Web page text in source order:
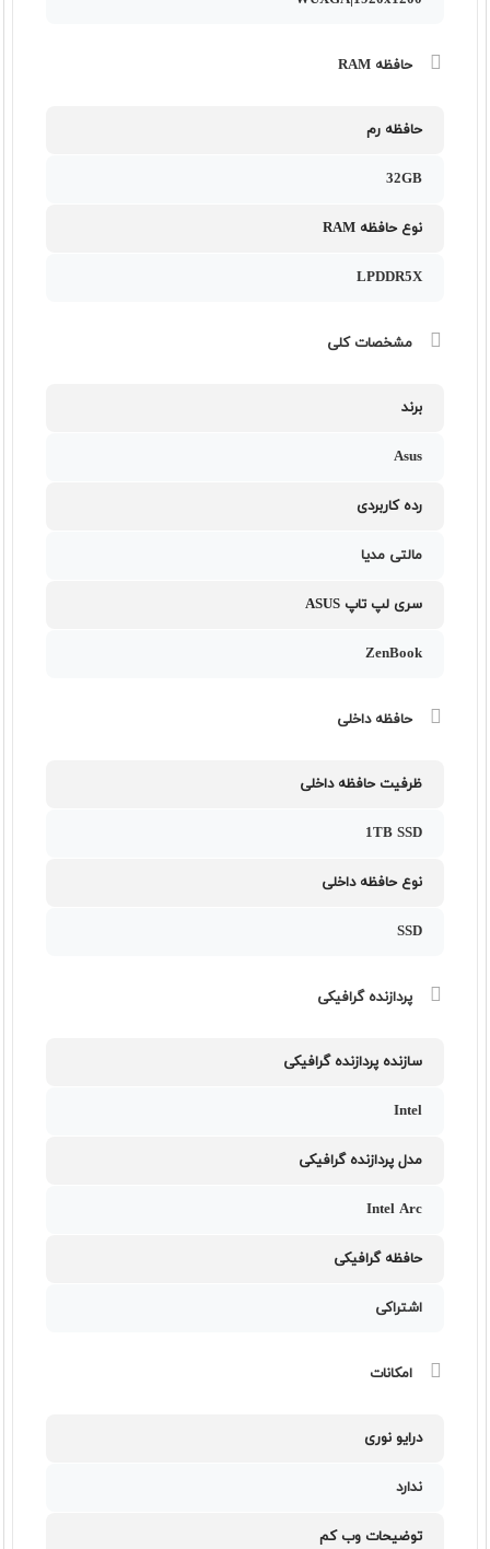
حافظه RAM
حافظه رم
32GB
نوع حافظه RAM
LPDDR5X
مشخصات کلی
برند
Asus
رده کاربردی
مالتی مدیا
سری لپ تاپ ASUS
ZenBook
حافظه داخلی
ظرفیت حافظه داخلی
1TB SSD
نوع حافظه داخلی
SSD
پردازنده گرافیکی
سازنده پردازنده گرافیکی
Intel
مدل پردازنده گرافیکی
Intel Arc
حافظه گرافیکی
اشتراکی
امکانات
درایو نوری
ندارد
توضیحات وب کم